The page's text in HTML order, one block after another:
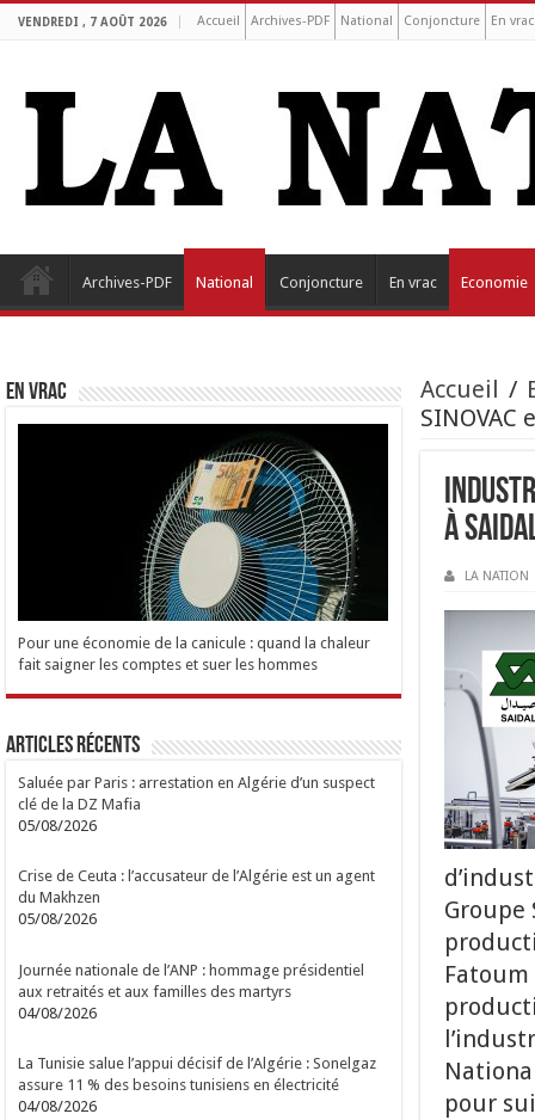
VENDREDI , 7 AOÛT 2026 Accueil Archives-PDF National Conjoncture En vrac
Archives-PDF National Conjoncture En vrac Economie
Accueil /
à
LA NATION
Groupe
pour
EN VRAC
Pour une économie de la canicule : quand la chaleur
fait saigner les comptes et suer les hommes
Articles Récents
Saluée par Paris : arrestation en Algérie d’un suspect
clé de la DZ Mafia
05/08/2026
Crise de Ceuta : l’accusateur de l’Algérie est un agent
du Makhzen
05/08/2026
Journée nationale de l’ANP : hommage présidentiel
aux retraités et aux familles des martyrs
04/08/2026
La Tunisie salue l’appui décisif de l’Algérie : Sonelgaz
assure 11 % des besoins tunisiens en électricité
04/08/2026